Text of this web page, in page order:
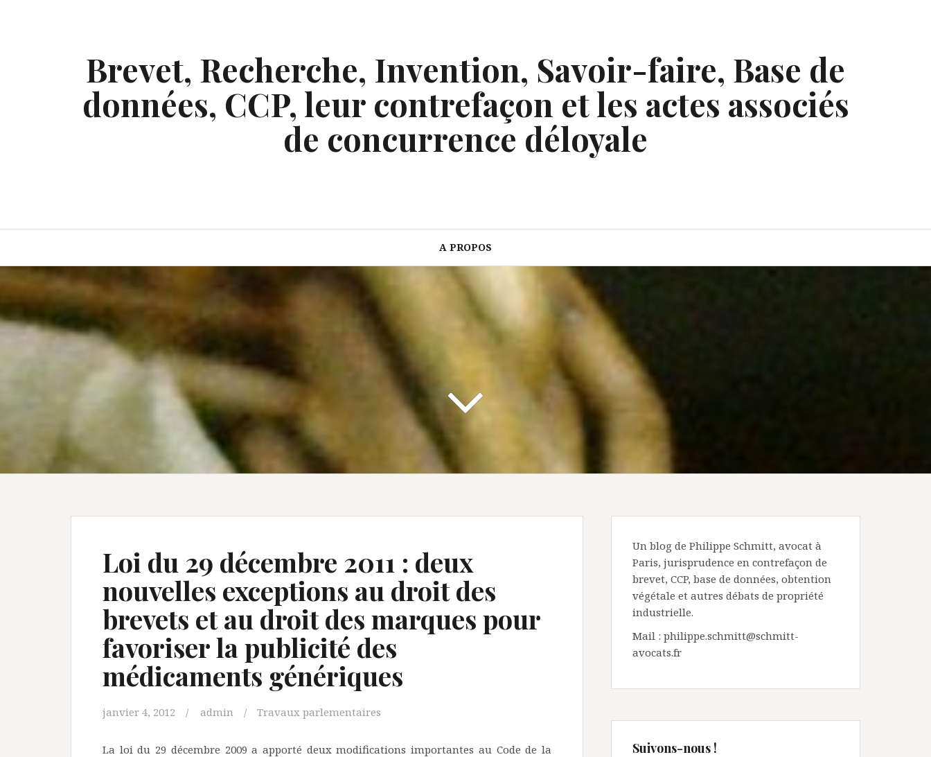
Brevet, Recherche, Invention, Savoir-faire, Base de
données, CCP, leur contrefaçon et les actes associés
de concurrence déloyale
A PROPOS
Loi du 29 décembre 2011 : deux
nouvelles exceptions au droit des
brevets et au droit des marques pour
favoriser la publicité des
médicaments génériques
janvier 4, 2012 admin Travaux parlementaires
La loi du 29 décembre 2009 a apporté deux modifications importantes au Code de la
Un blog de Philippe Schmitt, avocat à
Paris, jurisprudence en contrefaçon de
brevet, CCP, base de données, obtention
végétale et autres débats de propriété
industrielle.
Mail : philippe.schmitt@schmitt-
avocats.fr
Suivons-nous !